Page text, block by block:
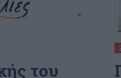
του